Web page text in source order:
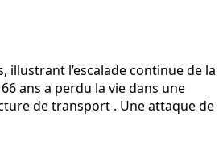
illustrant l’escalade continue de la
ans a perdu la vie dans une
de transport . Une attaque de